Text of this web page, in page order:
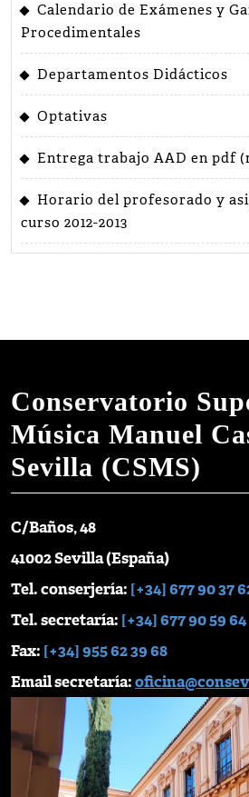
Calendario de Exámenes y
Procedimentales
Departamentos Didácticos
Optativas
Entrega trabajo AAD en pdf
Horario del profesorado y
curso 2012-2013
Conservatorio
Música Manuel
Sevilla (CSMS)
C/Baños, 48
41002 Sevilla (España)
Tel. conserjería: [+34] 677 90 37
Tel. secretaría: [+34] 677 90 59 64
Fax: [+34] 955 62 39 68
Email secretaría: